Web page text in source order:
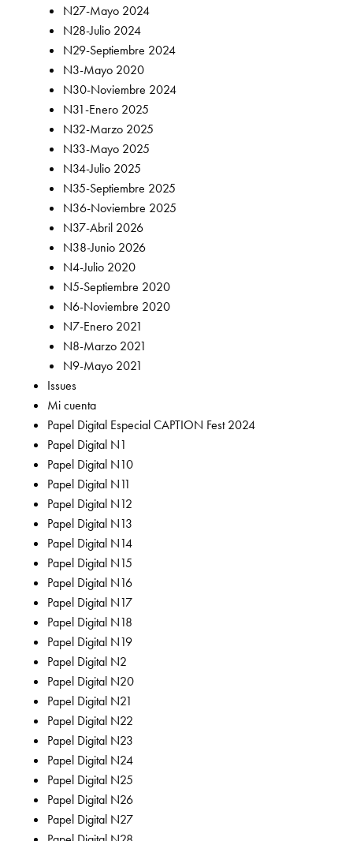
N27-Mayo 2024
N28-Julio 2024
N29-Septiembre 2024
N3-Mayo 2020
N30-Noviembre 2024
N31-Enero 2025
N32-Marzo 2025
N33-Mayo 2025
N34-Julio 2025
N35-Septiembre 2025
N36-Noviembre 2025
N37-Abril 2026
N38-Junio 2026
N4-Julio 2020
N5-Septiembre 2020
N6-Noviembre 2020
N7-Enero 2021
N8-Marzo 2021
N9-Mayo 2021
Issues
Mi cuenta
Papel Digital Especial CAPTION Fest 2024
Papel Digital N1
Papel Digital N10
Papel Digital N11
Papel Digital N12
Papel Digital N13
Papel Digital N14
Papel Digital N15
Papel Digital N16
Papel Digital N17
Papel Digital N18
Papel Digital N19
Papel Digital N2
Papel Digital N20
Papel Digital N21
Papel Digital N22
Papel Digital N23
Papel Digital N24
Papel Digital N25
Papel Digital N26
Papel Digital N27